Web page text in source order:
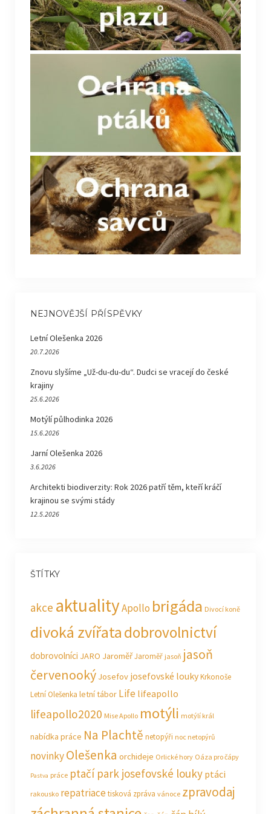
NEJNOVĚJŠÍ PŘÍSPĚVKY
Letní Olešenka 2026
20.7.2026
Znovu slyšíme „Už-du-du-du“. Dudci se vracejí do české
krajiny
25.6.2026
Motýlí půlhodinka 2026
15.6.2026
Jarní Olešenka 2026
3.6.2026
Architekti biodiverzity: Rok 2026 patří těm, kteří kráčí
krajinou se svými stády
12.5.2026
ŠTÍTKY
akce aktualityApollo brigáda Divocí koně
divoká zvířatadobrovolnictví
dobrovolníci JARO JaroměřJaroměř jasoň jasoň
červenooký Josefov josefovské loukyKrkonoše
Letní Olešenka letní tábor Life lifeapollo
lifeapollo2020 Mise Apollo motýli motýlí král
nabídka práce Na Plachtě netopýři noc netopýrů
novinkyOlešenka orchideje Orlické hory Oáza pro čápy
Pastva práce ptačí park josefovské louky ptáci
rakousko repatriacetisková zpráva vánoce zpravodaj